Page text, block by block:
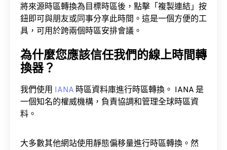
將來源時區轉換為目標時區後，點擊「複製連結」按
鈕即可與朋友或同事分享此時間。這是一個方便的工
具，可用於跨兩個時區安排會議。
為什麼您應該信任我們的線上時間轉
換器？
我們使用 IANA 時區資料庫進行時區轉換。 IANA 是
一個知名的權威機構，負責協調和管理全球時區資
料。
大多數其他網站使用靜態偏移量進行時區轉換。然